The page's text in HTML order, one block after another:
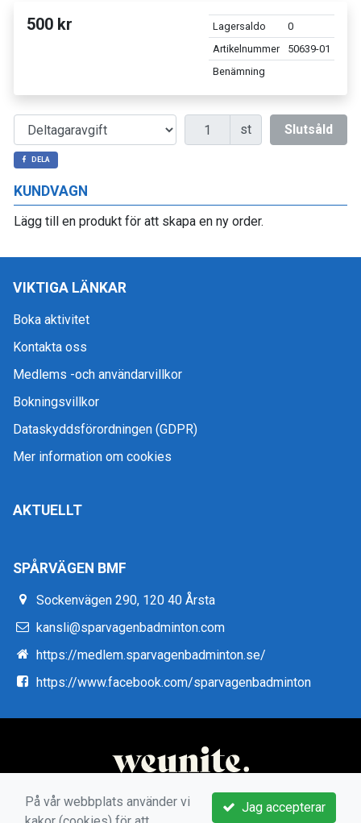
KUNDVAGN
Lägg till en produkt för att skapa en ny order.
500 kr Lagersaldo
0
Artikelnummer
50639-01
Benämning
Antal st Slutsåld
DELA
VIKTIGA LÄNKAR
Boka aktivitet
Kontakta oss
Medlems -och användarvillkor
Bokningsvillkor
Dataskyddsförordningen (GDPR)
Mer information om cookies
AKTUELLT
SPÅRVÄGEN BMF
Sockenvägen 290, 120 40 Årsta
kansli@sparvagenbadminton.com
https://medlem.sparvagenbadminton.se/
https://www.facebook.com/sparvagenbadminton
Jag accepterar
På vår webbplats använder vi